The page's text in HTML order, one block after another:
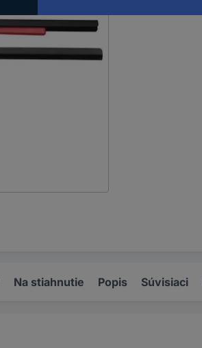
Na stiahnutie Popis Súvisiaci